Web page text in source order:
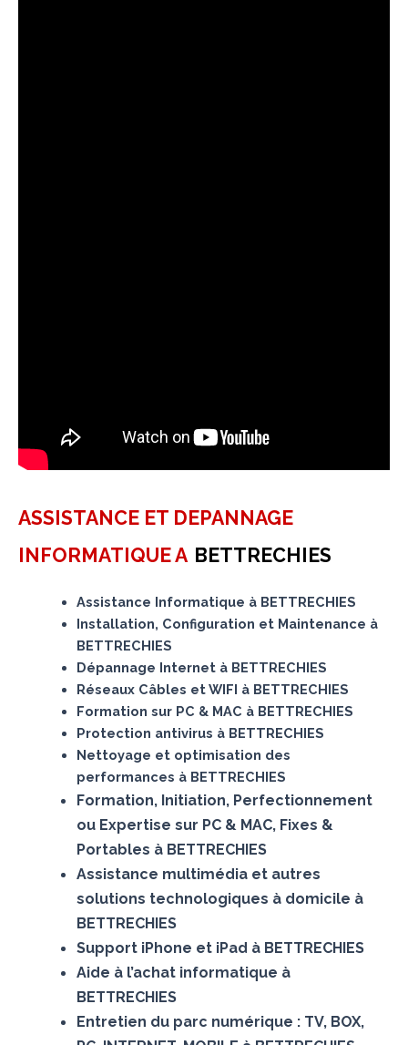
ASSISTANCE ET DEPANNAGE
INFORMATIQUE A BETTRECHIES
Assistance Informatique à BETTRECHIES
Installation, Configuration et Maintenance à
BETTRECHIES
Dépannage Internet à BETTRECHIES
Réseaux Câbles et WIFI à BETTRECHIES
Formation sur PC & MAC à BETTRECHIES
Protection antivirus à BETTRECHIES
Nettoyage et optimisation des
performances à BETTRECHIES
Formation, Initiation, Perfectionnement
ou Expertise sur PC & MAC, Fixes &
Portables à BETTRECHIES
Assistance multimédia et autres
solutions technologiques à domicile à
BETTRECHIES
Support iPhone et iPad à BETTRECHIES
Aide à l’achat informatique à
BETTRECHIES
Entretien du parc numérique : TV, BOX,